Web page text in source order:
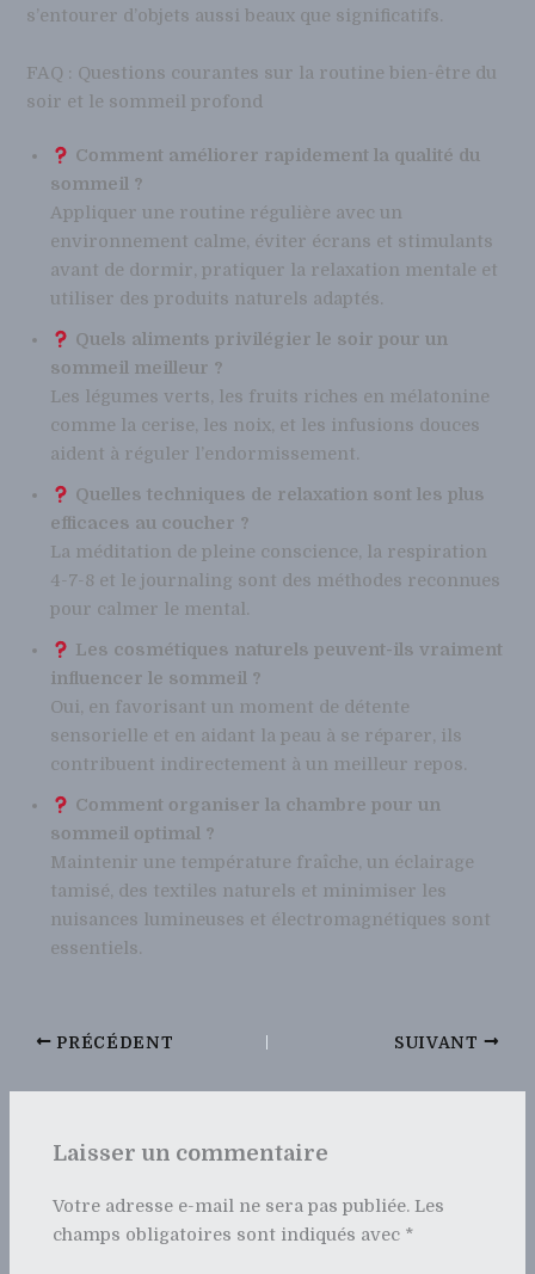
s’entourer d’objets aussi beaux que significatifs.
FAQ : Questions courantes sur la routine bien-être du
soir et le sommeil profond
Comment améliorer rapidement la qualité du
sommeil ?
Appliquer une routine régulière avec un
environnement calme, éviter écrans et stimulants
avant de dormir, pratiquer la relaxation mentale et
utiliser des produits naturels adaptés.
Quels aliments privilégier le soir pour un
sommeil meilleur ?
Les légumes verts, les fruits riches en mélatonine
comme la cerise, les noix, et les infusions douces
aident à réguler l’endormissement.
Quelles techniques de relaxation sont les plus
efficaces au coucher ?
La méditation de pleine conscience, la respiration
4-7-8 et le journaling sont des méthodes reconnues
pour calmer le mental.
Les cosmétiques naturels peuvent-ils vraiment
influencer le sommeil ?
Oui, en favorisant un moment de détente
sensorielle et en aidant la peau à se réparer, ils
contribuent indirectement à un meilleur repos.
Comment organiser la chambre pour un
sommeil optimal ?
Maintenir une température fraîche, un éclairage
tamisé, des textiles naturels et minimiser les
nuisances lumineuses et électromagnétiques sont
essentiels.
PRÉCÉDENT SUIVANT
Laisser un commentaire
Votre adresse e-mail ne sera pas publiée. Les
champs obligatoires sont indiqués avec *